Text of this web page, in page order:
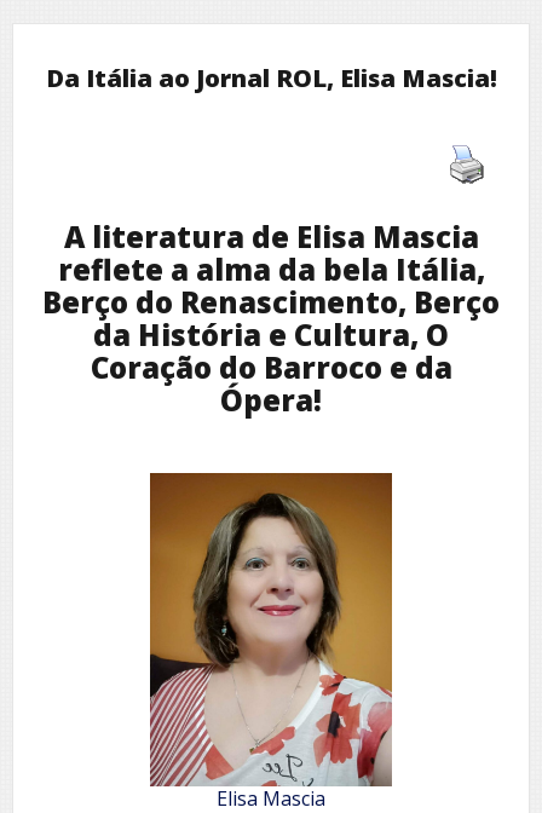
Da Itália ao Jornal ROL, Elisa Mascia!
A literatura de Elisa Mascia
reflete a alma da bela Itália,
Berço do Renascimento, Berço
da História e Cultura, O
Coração do Barroco e da
Ópera!
Elisa Mascia